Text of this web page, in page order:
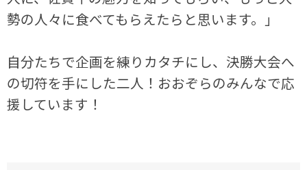
勢の人々に食べてもらえたらと思います。」
自分たちで企画を練りカタチにし、決勝大会へ
の切符を手にした二人！おおぞらのみんなで応
援しています！